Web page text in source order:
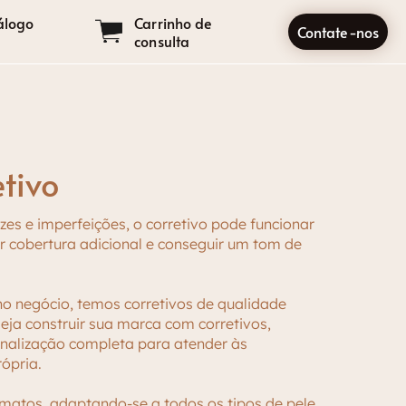
Contate-nos
Carrinho de
consulta
e imperfeições, o corretivo pode funcionar
adicional e conseguir um tom de
negócio, temos corretivos de qualidade
construir sua marca com corretivos,
completa para atender às